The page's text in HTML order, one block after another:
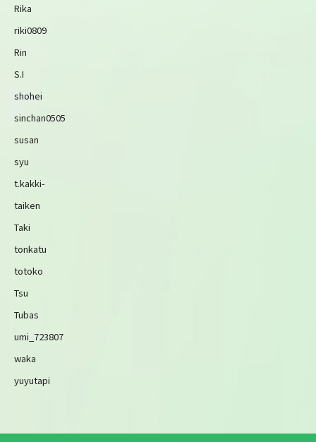
Rika
riki0809
Rin
S.I
shohei
sinchan0505
susan
syu
t.kakki-
taiken
Taki
tonkatu
totoko
Tsu
Tubas
umi_723807
waka
yuyutapi